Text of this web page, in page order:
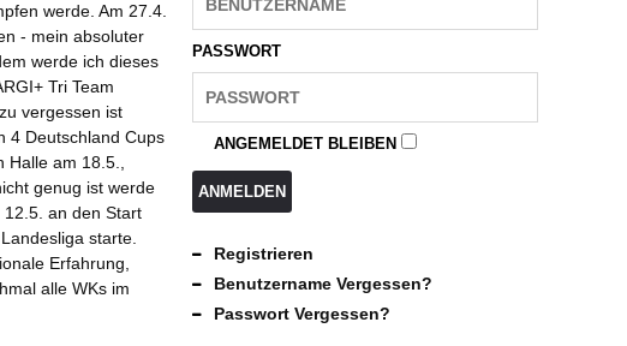
werde. Am 27.4.
- mein absoluter
werde ich dieses
Tri Team
vergessen ist
4 Deutschland Cups
Halle am 18.5.,
genug ist werde
12.5. an den Start
starte.
Erfahrung,
alle WKs im
PASSWORT
ANGEMELDET BLEIBEN
ANMELDEN
Registrieren
Benutzername Vergessen?
Passwort Vergessen?